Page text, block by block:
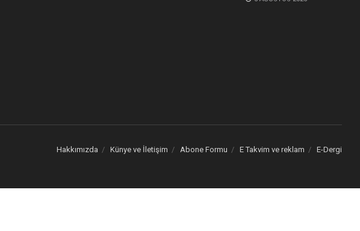
Hakkımızda Künye ve İletişim Abone Formu E Takvim ve reklam E-Dergi